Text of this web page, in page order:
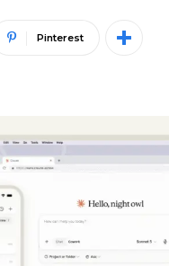
Pinterest